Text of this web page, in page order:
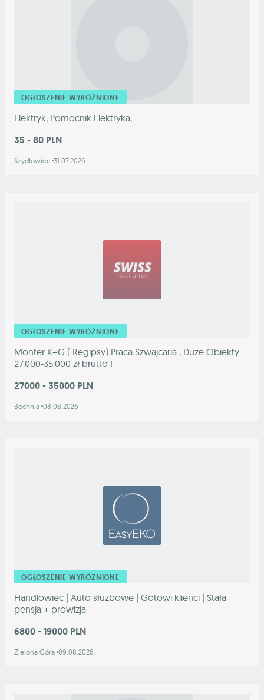
OGŁOSZENIE WYRÓŻNIONE
Elektryk, Pomocnik Elektryka,
35 - 80 PLN
Szydłowiec 31.07.2026
OGŁOSZENIE WYRÓŻNIONE
Monter K+G ( Regipsy) Praca Szwajcaria , Duże Obiekty
27.000-35.000 zł brutto !
27000 - 35000 PLN
Bochnia 08.08.2026
OGŁOSZENIE WYRÓŻNIONE
Handlowiec | Auto służbowe | Gotowi klienci | Stała
pensja + prowizja
6800 - 19000 PLN
Zielona Góra 09.08.2026